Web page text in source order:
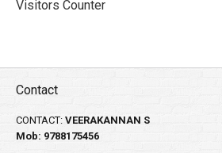
Visitors Counter
Contact
CONTACT: VEERAKANNAN S
Mob: 9788175456